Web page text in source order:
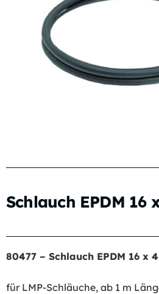
Schlauch EPDM 16
80477 – Schlauch EPDM 16 x 4
für LMP-Schläuche, ab 1 m